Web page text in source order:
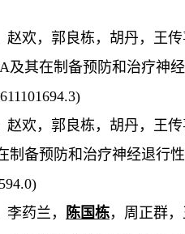
赵欢，郭良栋，胡丹，王
A及其在制备预防和治疗神
赵欢，郭良栋，胡丹，王
制备预防和治疗神经退行
药兰， 陈国栋，周正群